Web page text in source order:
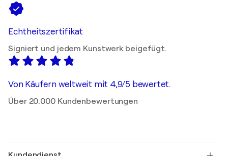
Echtheitszertifikat
Signiert und jedem Kunstwerk beigefügt.
Von Käufern weltweit mit 4,9/5 bewertet.
Über 20.000 Kundenbewertungen